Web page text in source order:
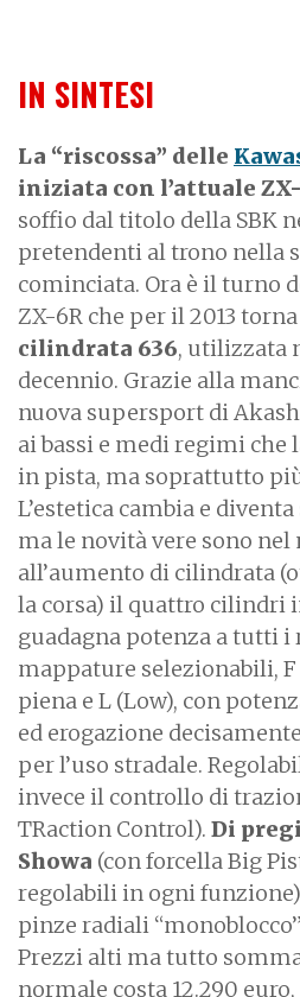
IN SINTESI
La “riscossa” delle
iniziata con l’attuale ZX-
soffio dal titolo della SBK
pretendenti al trono nella
cominciata. Ora è il turno
ZX-6R che per il 2013
cilindrata 636, utilizzata
decennio. Grazie alla
nuova supersport di
ai bassi e medi regimi che
in pista, ma soprattutto
L’estetica cambia e
ma le novità vere sono nel
all’aumento di cilindrata
la corsa) il quattro cilindri
guadagna potenza a tutti i
mappature selezionabili,
piena e L (Low), con
ed erogazione
per l’uso stradale.
invece il controllo di
TRaction Control). Di
Showa (con forcella Big
regolabili in ogni
pinze radiali
Prezzi alti ma tutto
normale costa 12.290